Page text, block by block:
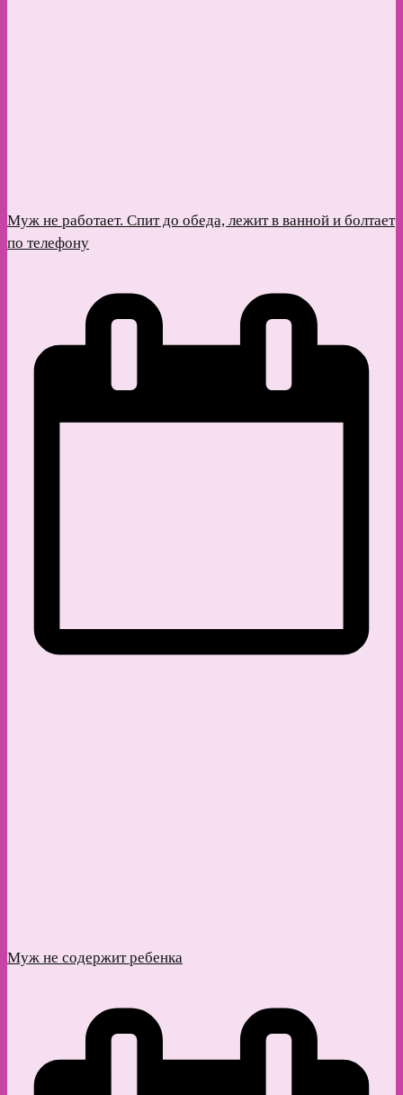
Муж не работает. Спит до обеда, лежит в ванной и болтает
по телефону
Муж не содержит ребенка